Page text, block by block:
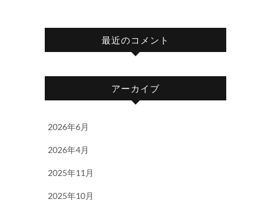
最近のコメント
アーカイブ
2026年6月
2026年4月
2025年11月
2025年10月